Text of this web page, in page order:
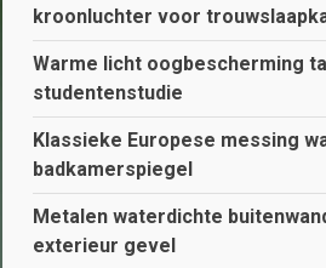
kroonluchter voor
Warme licht oogbescherming
studentenstudie
Klassieke Europese messing
badkamerspiegel
Metalen waterdichte
exterieur gevel